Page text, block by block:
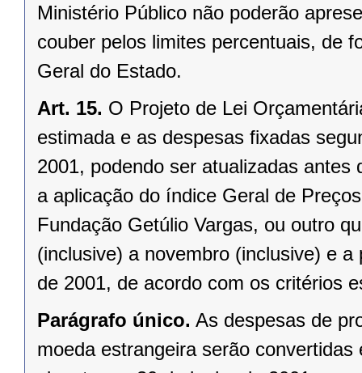
Ministério Público não poderão
couber pelos limites percentuais, de
Geral do Estado.
Art. 15. O Projeto de Lei
estimada e as despesas fixadas
2001, podendo ser atualizadas
a aplicação do índice Geral de
Fundação Getúlio Vargas, ou outro
(inclusive) a novembro (inclusive) e
de 2001, de acordo com os critérios
Parágrafo único. As despesas de
moeda estrangeira serão